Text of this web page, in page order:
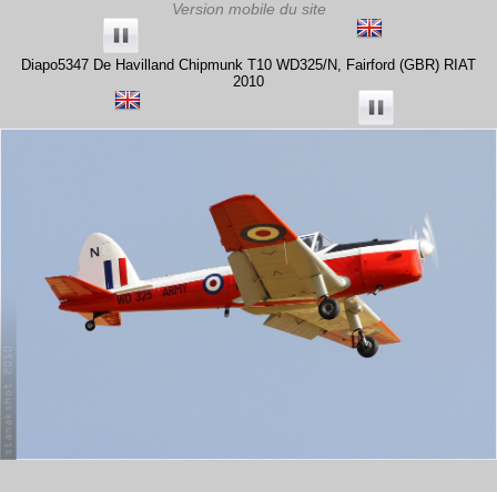
Diapo5347 De Havilland Chipmunk T10 WD325/N, Fairford (GBR) RIAT
2010